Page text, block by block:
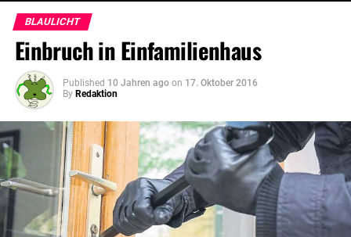
BLAULICHT
Einbruch in Einfamilienhaus
Published 10 Jahren ago on 17. Oktober 2016
By Redaktion